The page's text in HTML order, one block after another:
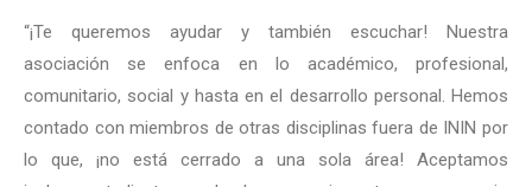
“¡Te queremos ayudar y también escuchar! Nuestra
asociación se enfoca en lo académico, profesional,
comunitario, social y hasta en el desarrollo personal. Hemos
contado con miembros de otras disciplinas fuera de ININ por
lo que, ¡no está cerrado a una sola área! Aceptamos